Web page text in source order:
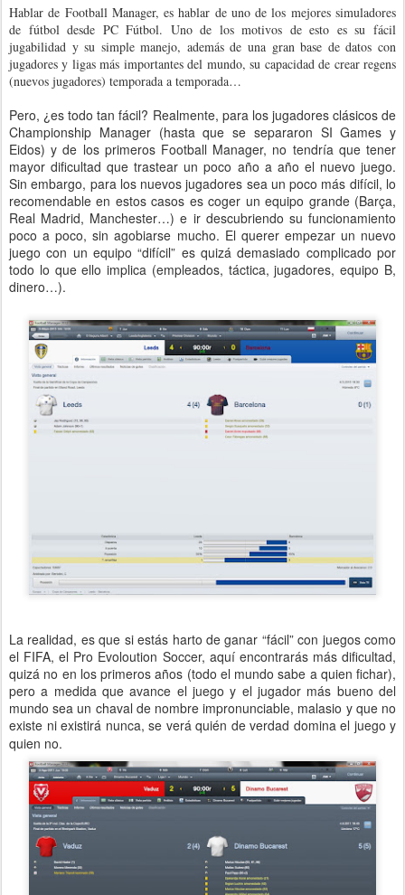
Hablar de Football Manager, es hablar de uno de los mejores simuladores
de fútbol desde PC Fútbol. Uno de los motivos de esto es su fácil
jugabilidad y su simple manejo, además de una gran base de datos con
jugadores y ligas más importantes del mundo, su capacidad de crear regens
(nuevos jugadores) temporada a temporada…
Pero, ¿es todo tan fácil? Realmente, para los jugadores clásicos de
Championship Manager (hasta que se separaron SI Games y
Eidos) y de los primeros Football Manager, no tendría que tener
mayor dificultad que trastear un poco año a año el nuevo juego.
Sin embargo, para los nuevos jugadores sea un poco más difícil, lo
recomendable en estos casos es coger un equipo grande (Barça,
Real Madrid, Manchester…) e ir descubriendo su funcionamiento
poco a poco, sin agobiarse mucho. El querer empezar un nuevo
juego con un equipo “difícil” es quizá demasiado complicado por
todo lo que ello implica (empleados, táctica, jugadores, equipo B,
dinero…).
La realidad, es que si estás harto de ganar “fácil” con juegos como
el FIFA, el Pro Evoloution Soccer, aquí encontrarás más dificultad,
quizá no en los primeros años (todo el mundo sabe a quien fichar),
pero a medida que avance el juego y el jugador más bueno del
mundo sea un chaval de nombre impronunciable, malasio y que no
existe ni existirá nunca, se verá quién de verdad domina el juego y
quien no.